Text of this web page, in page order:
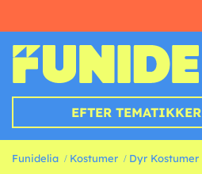
EFTER TEMATIKKER
Funidelia Kostumer Dyr Kostumer